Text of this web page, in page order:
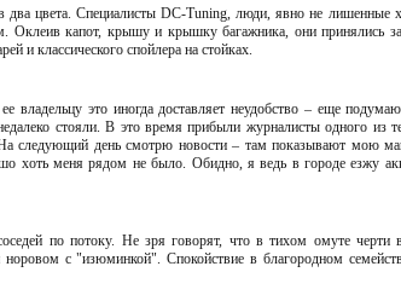
цвета. Специалисты DC-Tuning, люди, явно не лишенные
Оклеив капот, крышу и крышку багажника, они принялись
и классического спойлера на стойках.
это иногда доставляет неудобство – еще
стояли. В это время прибыли журналисты одного из
следующий день смотрю новости – там показывают мою
хоть меня рядом не было. Обидно, я ведь в городе езжу
по потоку. Не зря говорят, что в тихом омуте черти
с "изюминкой". Спокойствие в благородном